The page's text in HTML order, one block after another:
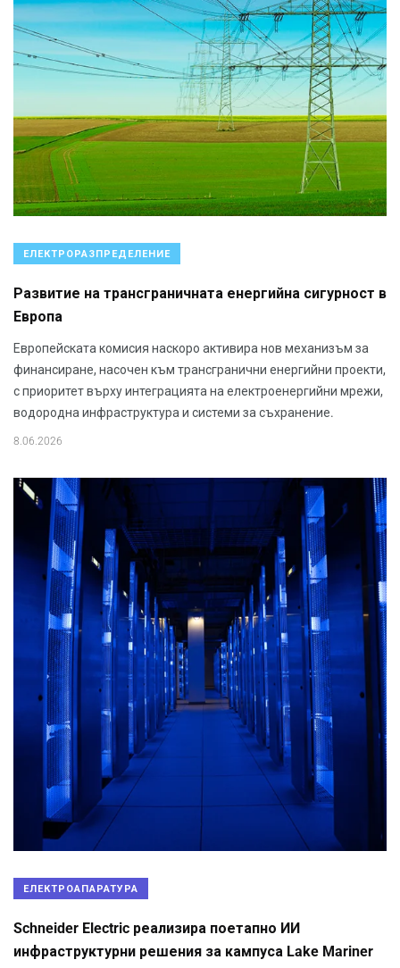
ЕЛЕКТРОРАЗПРЕДЕЛЕНИЕ
Развитие на трансграничната енергийна сигурност в
Европа
Европейската комисия наскоро активира нов механизъм за
финансиране, насочен към трансгранични енергийни проекти,
с приоритет върху интеграцията на електроенергийни мрежи,
водородна инфраструктура и системи за съхранение.
8.06.2026
ЕЛЕКТРОАПАРАТУРА
Schneider Electric реализира поетапно ИИ
инфраструктурни решения за кампуса Lake Mariner